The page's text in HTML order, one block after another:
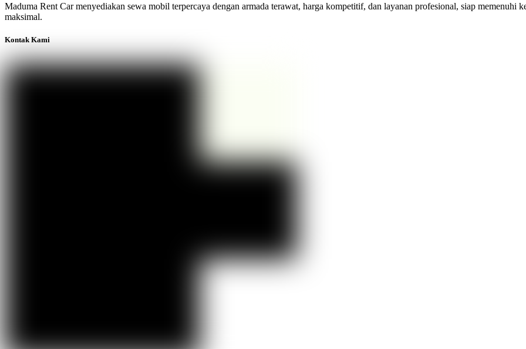
Maduma Rent Car menyediakan sewa mobil terpercaya dengan armada terawat, harga kompetitif, dan layanan profesional, siap memenuhi
maksimal.
Kontak Kami